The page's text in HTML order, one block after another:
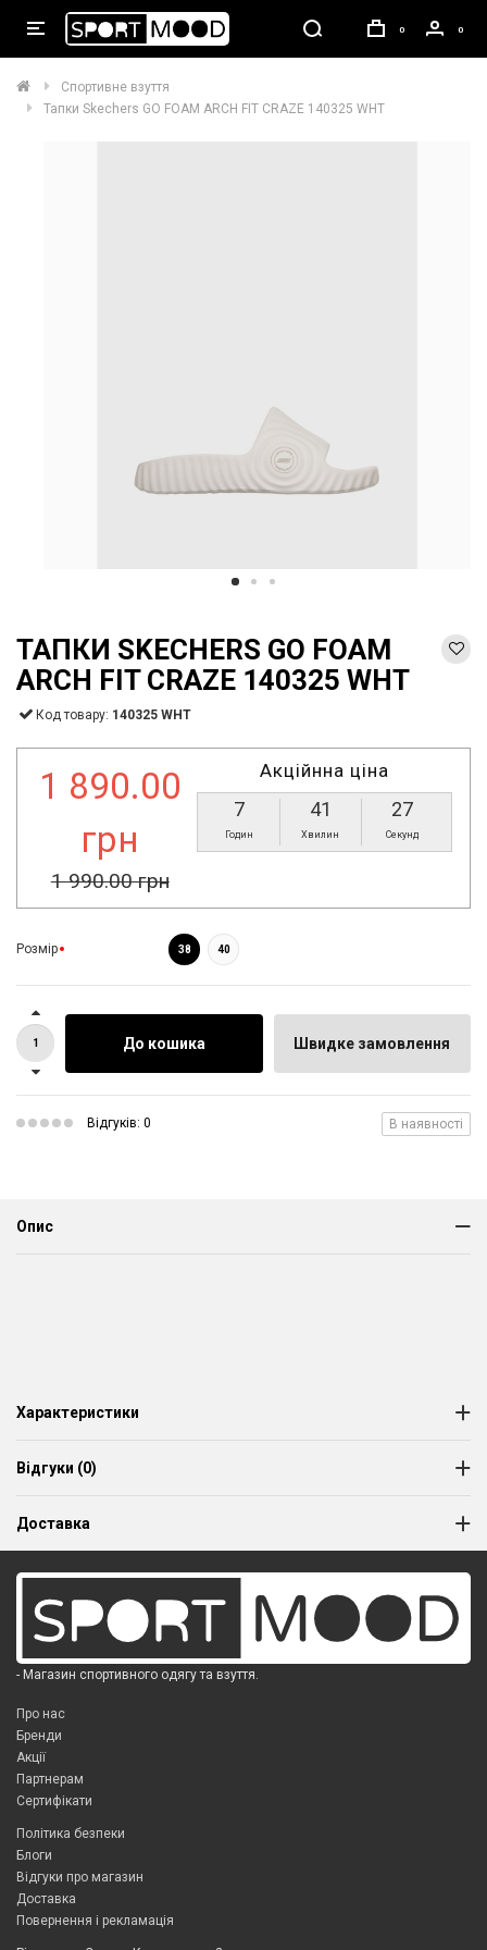
0 0
Спортивне взуття
Тапки Skechers GO FOAM ARCH FIT CRAZE 140325 WHT
ТАПКИ SKECHERS GO FOAM
ARCH FIT CRAZE 140325 WHT
Код товару: 140325 WHT
1 890.00
грн
1 990.00 грн
Акційнна ціна
7
Годин
41
Хвилин
27
Секунд
Розмір 38 40
До кошика Швидке замовлення
Відгуків: 0 В наявності
Опис
Характеристики
Відгуки (0)
Доставка
- Магазин спортивного одягу та взуття.
Про нас
Бренди
Акції
Партнерам
Сертифікати
Політика безпеки
Блоги
Відгуки про магазин
Доставка
Повернення і рекламація